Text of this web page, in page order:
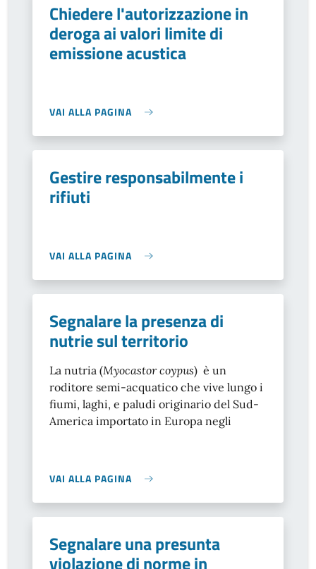
Chiedere l'autorizzazione in
deroga ai valori limite di
emissione acustica
VAI ALLA PAGINA
Gestire responsabilmente i
rifiuti
VAI ALLA PAGINA
Segnalare la presenza di
nutrie sul territorio
La nutria (Myocastor coypus) è un
roditore semi-acquatico che vive lungo i
fiumi, laghi, e paludi originario del Sud-
America importato in Europa negli
VAI ALLA PAGINA
Segnalare una presunta
violazione di norme in